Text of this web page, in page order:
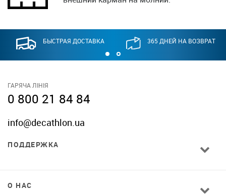
БЫСТРАЯ ДОСТАВКА 365 ДНЕЙ НА ВОЗВРАТ
ГАРЯЧА ЛІНІЯ
0 800 21 84 84
info@decathlon.ua
ПОДДЕРЖКА
О НАС